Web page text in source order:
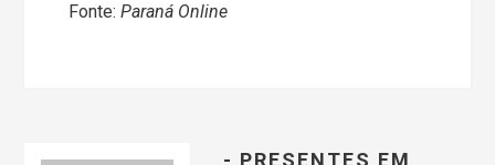
Fonte:Paraná Online
- PRESENTES EM